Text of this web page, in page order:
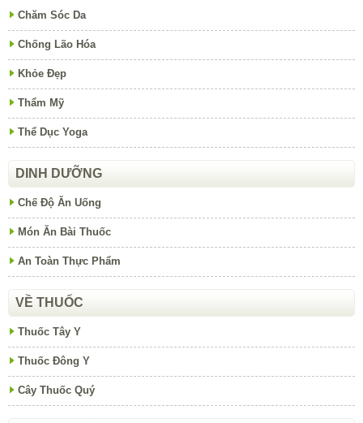
Chăm Sóc Da
Chống Lão Hóa
Khỏe Đẹp
Thẩm Mỹ
Thể Dục Yoga
DINH DƯỠNG
Chế Độ Ăn Uống
Món Ăn Bài Thuốc
An Toàn Thực Phẩm
VỀ THUỐC
Thuốc Tây Y
Thuốc Đông Y
Cây Thuốc Quý